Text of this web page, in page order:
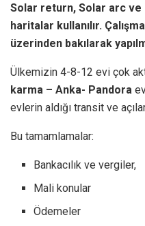
Solar return, Solar arc
haritalar kullanılır.
üzerinden bakılarak
Ülkemizin 4-8-12 evi çok
karma – Anka- Pandora
evlerin aldığı transit ve
Bu tamamlamalar:
Bankacılık ve vergiler,
Mali konular
Ödemeler